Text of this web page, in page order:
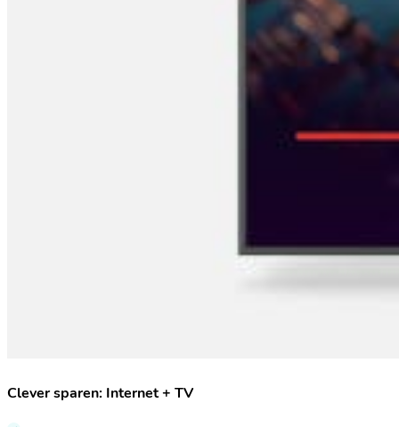
Clever sparen: Internet + TV